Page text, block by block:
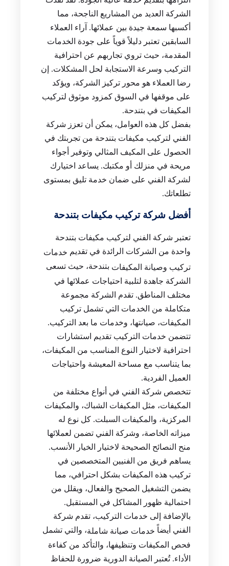
الشركة العديد من المشاريع الناجحة، مما
أكسبها سمعة جيدة بين عملائها. آراء العملاء
السابقين تعتبر دليلاً قوياً على جودة الخدمات
المقدمة، حيث تروي تجاربهم عن احترافية
التركيب وسرعة الاستجابة لحل المشكلات. إن
رضا العملاء هو محور تركيز الشركة، ويؤكد
على موقفها في السوق كمزود موثوق لتركيب
المكيفات في بتندحة.
بفضل كل هذه العوامل، يمكن أن تعزز شركة
الفني لتركيب مكيفات بتندحة من تجربتك في
الحصول على المكيف المثالي وتوفير أجواء
مريحة في منزلك أو مكتبك. يساعد اختيارك
لشركة الفني على ضمان خدمة تليق بمستوى
تطلعاتك.
أفضل شركة تركيب مكيفات بتندحة
تعتبر شركة الفني لتركيب مكيفات بتندحة
واحدة من الشركات الرائدة في تقديم خدمات
تركيب وصيانة المكيفات بتندحة، حيث تسعى
الشركة جاهدة لتلبية احتياجات عملائها في
مختلف المناطق. تقدم الشركة مجموعة
متكاملة من الخدمات التي تشمل تركيب
المكيفات، صيانتها، وخدمات ما بعد التركيب.
تتضمن خدمات التركيب تقديم استشارات
احترافية لاختيار النوع المناسب من المكيفات،
بما يتناسب مع مساحة المعيشة واحتياجات
العميل الفردية.
تتخصص شركة الفني في أنواع مختلفة من
المكيفات، مثل المكيفات الشباك، والمكيفات
المركزية، والمكيفات السبلت. كل نوع له
ميزاته الخاصة، وشركة الفني تضمن لعملائها
منح النصائح الصحيحة لاختيار الخيار الأنسب.
يساهم فريق من الفنيين المتخصصين في
تركيب هذه المكيفات بشكل احترافي، مما
يضمن التشغيل الصحيح والفعال، ويقلل من
احتمالية ظهور المشاكل في المستقبل.
بالإضافة إلى خدمات التركيب، تقدم شركة
الفني أيضاً خدمات صيانة شاملة، والتي تشمل
فحص المكيفات وتنظيفها، والتأكد من كفاءة
الأداء. تُعتبر الصيانة الدورية ضرورة للحفاظ